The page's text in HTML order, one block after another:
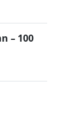
– 100